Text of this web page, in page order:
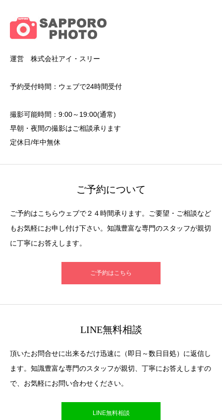
運営 株式会社アイ・スリー
予約受付時間：ウェブで24時間受付
撮影可能時間：9:00～19:00(通常)
早朝・夜間の撮影はご相談承ります
定休日/年中無休
ご予約について
ご予約はこちらウェブで２４時間承ります。ご要望・ご相談など
もお気軽にお申し付け下さい。知識豊富な専門のスタッフが親切
に丁寧にお答えします。
ご予約はこちら
LINE無料相談
頂いたお問合せに出来るだけ迅速に（即日～数日目処）に返信し
ます。知識豊富な専門のスタッフが親切、丁寧にお答えしますの
で、お気軽にお問い合わせください。
LINE無料相談